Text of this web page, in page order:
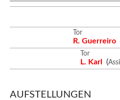
Tor
R. Guerreiro
Tor
L. Karl (
AUFSTELLUNGEN